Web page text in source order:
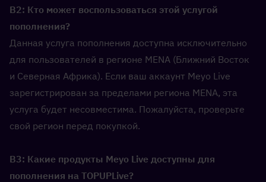
В2: Кто может воспользоваться этой услугой
пополнения?
Данная услуга пополнения доступна исключительно
для пользователей в регионе MENA (Ближний Восток
и Северная Африка). Если ваш аккаунт Meyo Live
зарегистрирован за пределами региона MENA, эта
услуга будет несовместима. Пожалуйста, проверьте
свой регион перед покупкой.
В3: Какие продукты Meyo Live доступны для
пополнения на TOPUPLive?